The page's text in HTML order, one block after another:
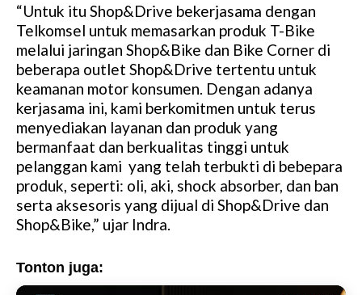
“Untuk itu Shop&Drive bekerjasama dengan
Telkomsel untuk memasarkan produk T-Bike
melalui jaringan Shop&Bike dan Bike Corner di
beberapa outlet Shop&Drive tertentu untuk
keamanan motor konsumen. Dengan adanya
kerjasama ini, kami berkomitmen untuk terus
menyediakan layanan dan produk yang
bermanfaat dan berkualitas tinggi untuk
pelanggan kami yang telah terbukti di bebepara
produk, seperti: oli, aki, shock absorber, dan ban
serta aksesoris yang dijual di Shop&Drive dan
Shop&Bike,” ujar Indra.
Tonton juga: